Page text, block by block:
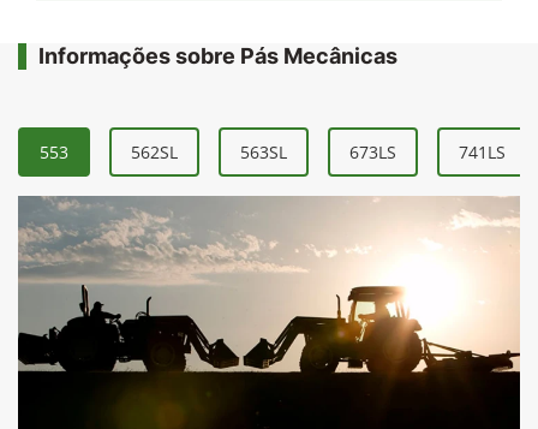
Informações sobre Pás Mecânicas
553 562SL 563SL 673LS 741LS